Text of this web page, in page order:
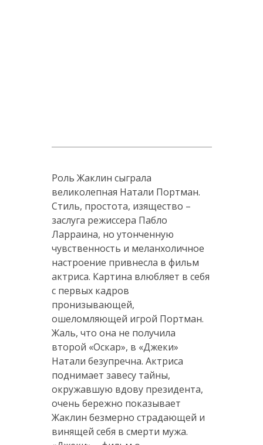
Роль Жаклин сыграла
великолепная Натали Портман.
Стиль, простота, изящество –
заслуга режиссера Пабло
Ларраина, но утонченную
чувственность и меланхоличное
настроение привнесла в фильм
актриса. Картина влюбляет в себя
с первых кадров
пронизывающей,
ошеломляющей игрой Портман.
Жаль, что она не получила
второй «Оскар», в «Джеки»
Натали безупречна. Актриса
поднимает завесу тайны,
окружавшую вдову президента,
очень бережно показывает
Жаклин безмерно страдающей и
винящей себя в смерти мужа.